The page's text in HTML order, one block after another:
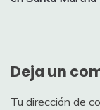
Deja un
Tu dirección de